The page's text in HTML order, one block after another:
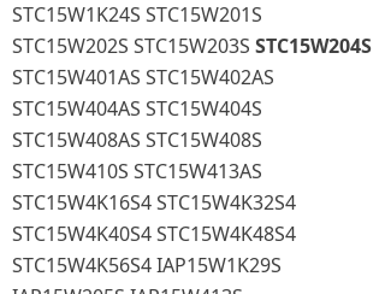
STC15W1K24S STC15W201S
STC15W202S STC15W203S STC15W204S
STC15W401AS STC15W402AS
STC15W404AS STC15W404S
STC15W408AS STC15W408S
STC15W410S STC15W413AS
STC15W4K16S4 STC15W4K32S4
STC15W4K40S4 STC15W4K48S4
STC15W4K56S4 IAP15W1K29S